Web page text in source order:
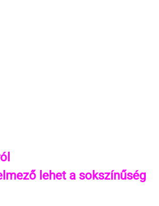
lehet a sokszínűség